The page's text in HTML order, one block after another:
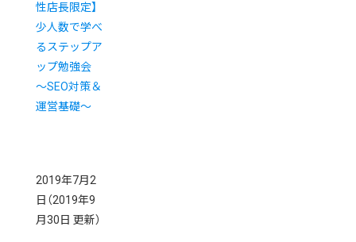
性店長限定】
少人数で学べ
るステップア
ップ勉強会
〜SEO対策＆
運営基礎〜
2019年7月2
日 （2019年9
月30日 更新）